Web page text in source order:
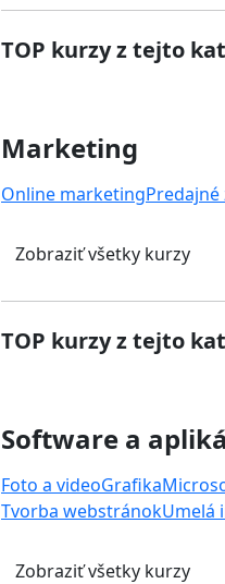
TOP kurzy z tejto
Marketing
Online marketing
Zobraziť všetky kurzy
TOP kurzy z tejto
Software a
Foto a videoGrafika
Tvorba webstránokUmelá
Zobraziť všetky kurzy